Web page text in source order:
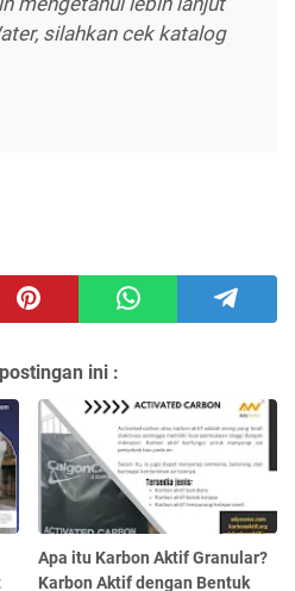
silahkan cek katalog
ini :
Apa itu Karbon Aktif Granular?
Karbon Aktif dengan Bentuk